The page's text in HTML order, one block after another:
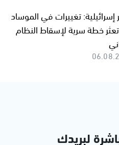
إسرائيلية: تغييرات في الموساد
خطة سرية لإسقاط النظام
لبريدك